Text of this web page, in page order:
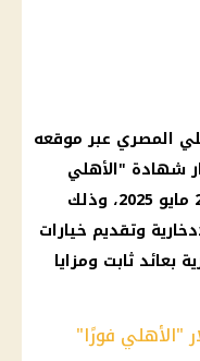
المصري عبر موقعه
شهادة "الأهلي
مايو 2025
، وذلك
وتقديم خيارات
بعائد ثابت ومزايا
"الأهلي فورًا"